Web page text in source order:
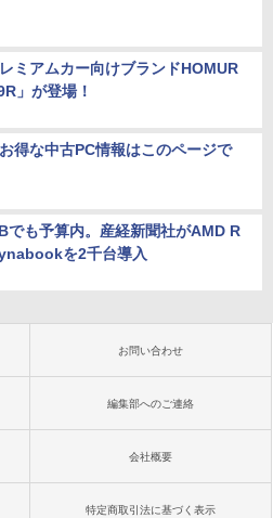
ミアムカー向けブランドHOMUR
」が登場！
得な中古PC情報はこのページで
でも予算内。産経新聞社がAMD R
を2千台導入
お問い合わせ
編集部へのご連絡
会社概要
特定商取引法に基づく表示